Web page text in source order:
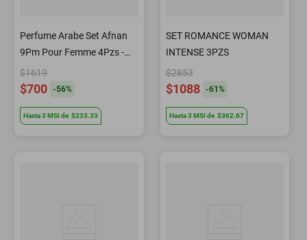
Perfume Arabe Set Afnan
9Pm Pour Femme 4Pzs -
Dama
$1619
$700 -56%
Hasta3 MSIde $233.33
SET ROMANCE WOMAN
INTENSE 3PZS
$2853
$1088 -61 %
Hasta3 MSIde $362.67